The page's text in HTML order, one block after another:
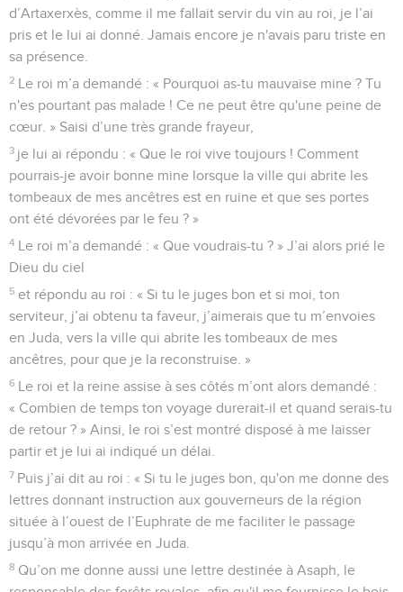
d’Artaxerxès, comme il me fallait servir du vin au roi, je l’ai
pris et le lui ai donné. Jamais encore je n'avais paru triste en
sa présence.
2 Le roi m’a demandé : « Pourquoi as-tu mauvaise mine ? Tu
n'es pourtant pas malade ! Ce ne peut être qu'une peine de
cœur. » Saisi d’une très grande frayeur,
3 je lui ai répondu : « Que le roi vive toujours ! Comment
pourrais-je avoir bonne mine lorsque la ville qui abrite les
tombeaux de mes ancêtres est en ruine et que ses portes
ont été dévorées par le feu ? »
4 Le roi m’a demandé : « Que voudrais-tu ? » J’ai alors prié le
Dieu du ciel
5 et répondu au roi : « Si tu le juges bon et si moi, ton
serviteur, j’ai obtenu ta faveur, j’aimerais que tu m’envoies
en Juda, vers la ville qui abrite les tombeaux de mes
ancêtres, pour que je la reconstruise. »
6 Le roi et la reine assise à ses côtés m’ont alors demandé :
« Combien de temps ton voyage durerait-il et quand serais-tu
de retour ? » Ainsi, le roi s’est montré disposé à me laisser
partir et je lui ai indiqué un délai.
7 Puis j’ai dit au roi : « Si tu le juges bon, qu'on me donne des
lettres donnant instruction aux gouverneurs de la région
située à l’ouest de l’Euphrate de me faciliter le passage
jusqu’à mon arrivée en Juda.
8 Qu’on me donne aussi une lettre destinée à Asaph, le